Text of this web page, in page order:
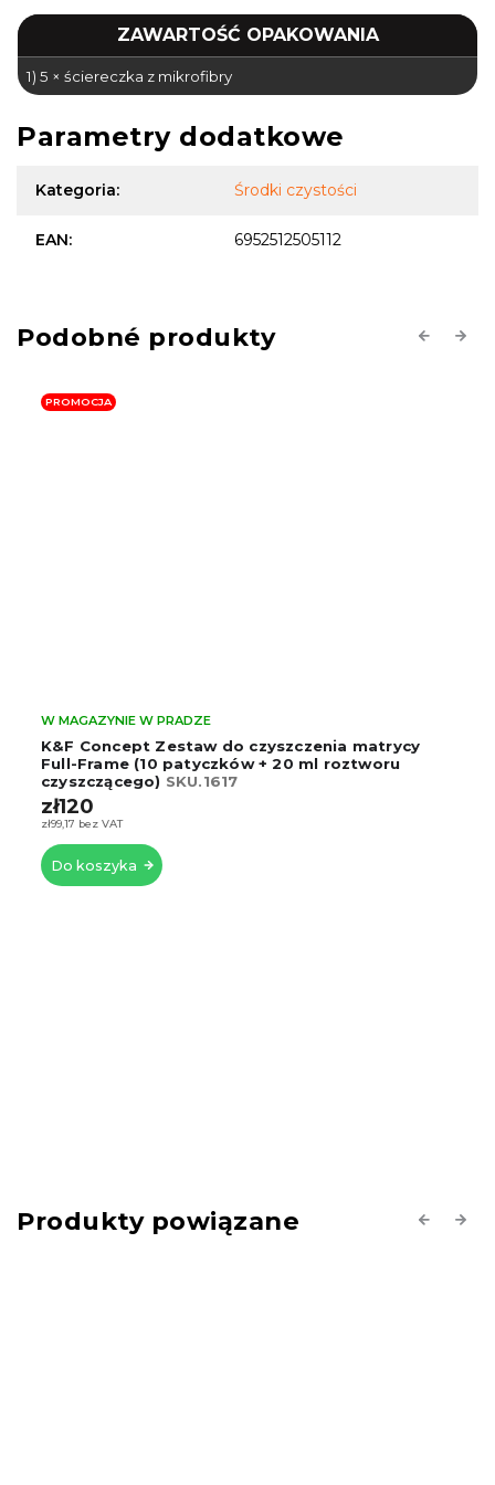
ZAWARTOŚĆ OPAKOWANIA
1) 5 × ściereczka z mikrofibry
Parametry dodatkowe
Kategoria: Środki czystości
EAN: 6952512505112
Previous
PROMOCJA
K&F Concept Zestaw do czyszczenia matrycy
Full-Frame (10 patyczków + 20 ml roztworu
czyszczącego) SKU.1617
W MAGAZYNIE W PRADZE
zł99,17 bez VAT
zł120
Do koszyka
Next
Produkty powiązane Previous
Next